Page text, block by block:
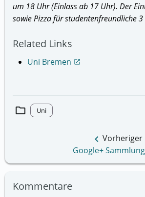
um 18 Uhr (Einlass ab 17 Uhr). Der
sowie Pizza für studentenfreundliche 3
Related Links
Uni Bremen open_in_new
folder Uni
keyboard_arrow_left Vorheriger
Google+
Kommentare